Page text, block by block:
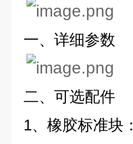
一、详细参数
二、可选配件
1、橡胶标准块：